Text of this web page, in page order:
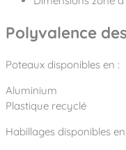
Polyvalence
Poteaux disponibles en :
Aluminium
Plastique recyclé
Habillages disponibles en